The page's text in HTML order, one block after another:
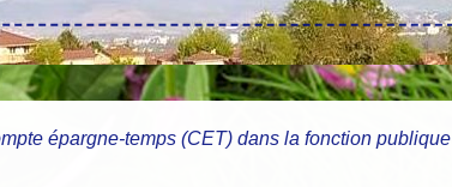
épargne-temps (CET) dans la fonction publique